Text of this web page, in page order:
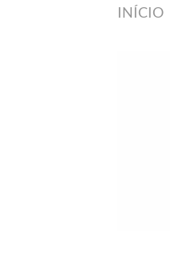
INÍCIO